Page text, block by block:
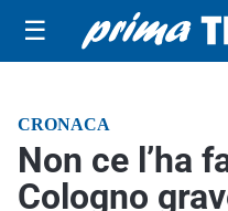
☰
CRONACA
Non ce l’ha
Cologno